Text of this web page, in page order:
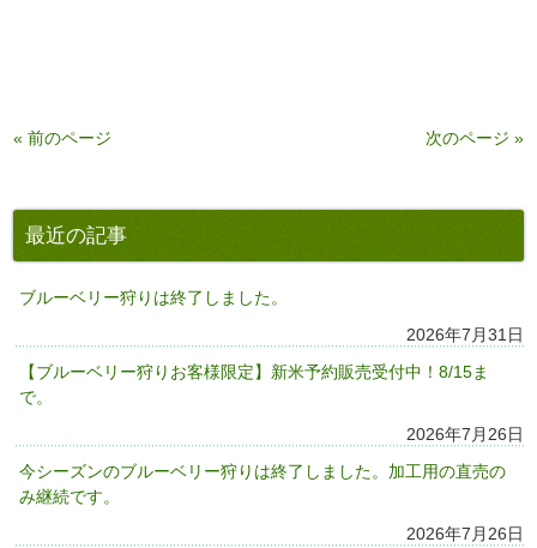
« 前のページ 次のページ »
最近の記事
ブルーベリー狩りは終了しました。
2026年7月31日
【ブルーベリー狩りお客様限定】新米予約販売受付中！8/15ま
で。
2026年7月26日
今シーズンのブルーベリー狩りは終了しました。加工用の直売の
み継続です。
2026年7月26日